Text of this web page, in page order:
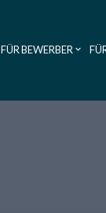
Haupt-
FÜR BEWERBER